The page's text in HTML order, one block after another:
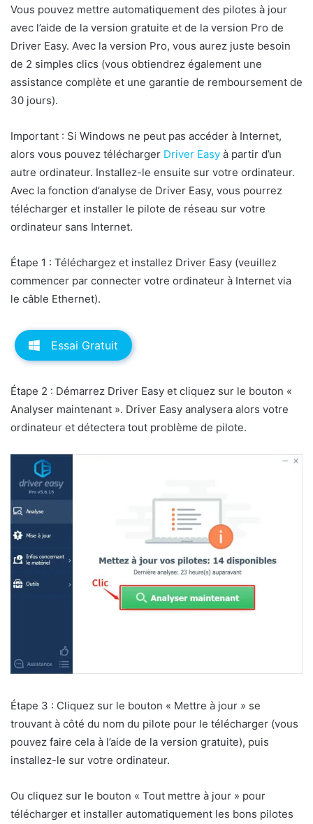
Vous pouvez mettre automatiquement des pilotes à jour
avec l’aide de la version gratuite et de la version Pro de
Driver Easy. Avec la version Pro, vous aurez juste besoin
de 2 simples clics (vous obtiendrez également une
assistance complète et une garantie de remboursement de
30 jours).
Important : Si Windows ne peut pas accéder à Internet,
alors vous pouvez télécharger Driver Easy à partir d’un
autre ordinateur. Installez-le ensuite sur votre ordinateur.
Avec la fonction d’analyse de Driver Easy, vous pourrez
télécharger et installer le pilote de réseau sur votre
ordinateur sans Internet.
Étape 1 : Téléchargez et installez Driver Easy (veuillez
commencer par connecter votre ordinateur à Internet via
le câble Ethernet).
Essai Gratuit
Étape 2 : Démarrez Driver Easy et cliquez sur le bouton «
Analyser maintenant ». Driver Easy analysera alors votre
ordinateur et détectera tout problème de pilote.
Étape 3 : Cliquez sur le bouton « Mettre à jour » se
trouvant à côté du nom du pilote pour le télécharger (vous
pouvez faire cela à l’aide de la version gratuite), puis
installez-le sur votre ordinateur.
Ou cliquez sur le bouton « Tout mettre à jour » pour
télécharger et installer automatiquement les bons pilotes